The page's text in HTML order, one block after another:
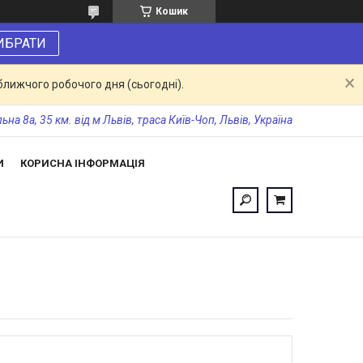
Кошик
робочого дня (сьогодні).
8а, 35 км. від м Львів, траса Київ-Чоп, Львів, Україна
КОРИСНА ІНФОРМАЦІЯ